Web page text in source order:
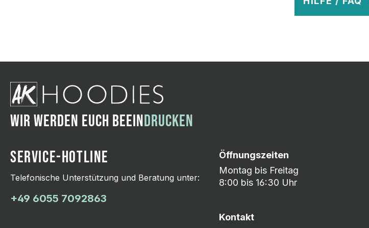
Wir ändern das Motiv so lange ab, bis Ihr zu 100%
WIR WERDEN EUCH BEEINDRUCKEN
SERVICE-HOTLINE
Telefonische Unterstützung und Beratung unter:
+49 6055 7092863
Öffnungszeiten
Montag bis Freitag
8:00 bis 16:30 Uhr
Kontakt